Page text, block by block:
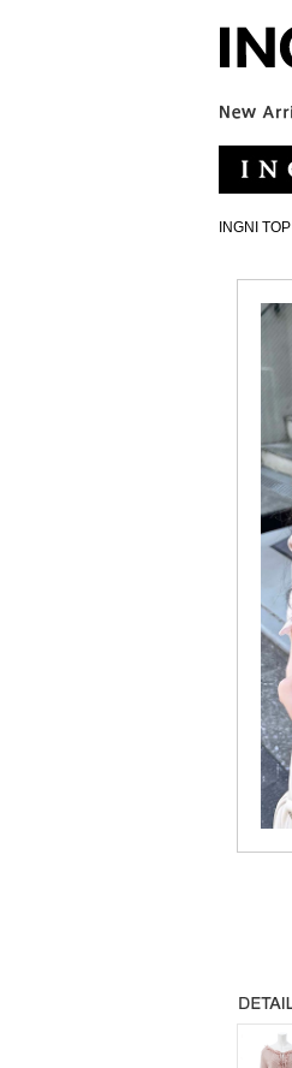
INGNI TOP